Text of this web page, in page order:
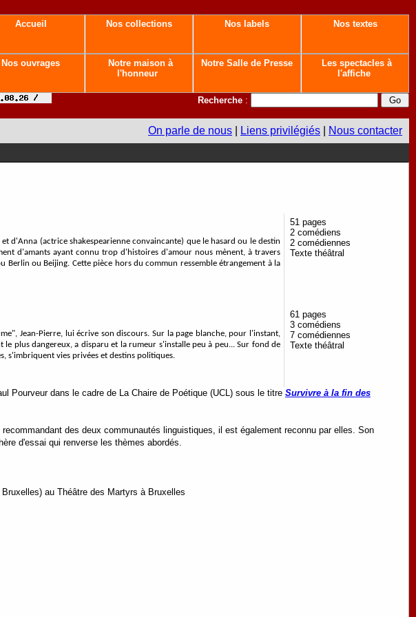
Accueil Nos collections Nos labels Nos textes
Nos ouvrages
Notre maison à
l'honneur
Notre Salle de Presse
Les spectacles à
l'affiche
Recherche :
On parle de nous Liens privilégiés Nous contacter
d'Anna (actrice shakespearienne convaincante) que le hasard ou le destin
d'amants ayant connu trop d'histoires d'amour nous mènent, à travers
ou Beijing. Cette pièce hors du commun ressemble étrangement à la
51 pages
2 comédiens
2 comédiennes
Texte théâtral
Jean-Pierre, lui écrive son discours. Sur la page blanche, pour l'instant,
plus dangereux, a disparu et la rumeur s'installe peu à peu... Sur fond de
s'imbriquent vies privées et destins politiques.
61 pages
3 comédiens
7 comédiennes
Texte théâtral
Pourveur dans le cadre de La Chaire de Poétique (UCL) sous le titre Survivre à la fin des
des deux communautés linguistiques, il est également reconnu par elles. Son
d'essai qui renverse les thèmes abordés.
au Théâtre des Martyrs à Bruxelles